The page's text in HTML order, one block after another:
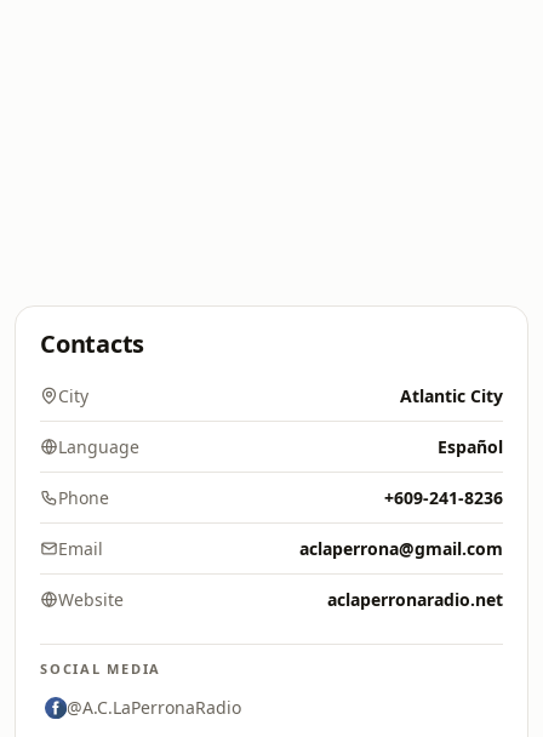
Contacts
City Atlantic City
Language Español
Phone +609-241-8236
Email aclaperrona@gmail.com
Website aclaperronaradio.net
SOCIAL MEDIA
@A.C.LaPerronaRadio